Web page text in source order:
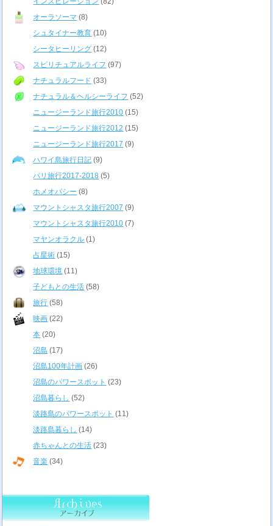
オーラソーマ (8)
シュタイナー教育 (10)
シータヒーリング (12)
スピリチュアルライフ (97)
ナチュラルフード (33)
ナチュラル＆ヘルシーライフ (52)
ニュージーランド旅行2010 (15)
ニュージーランド旅行2012 (15)
ニュージーランド旅行2017 (9)
ハワイ島旅行日記 (9)
パリ旅行2017-2018 (5)
ホメオパシー (8)
マウントシャスタ旅行2007 (9)
マウントシャスタ旅行2010 (7)
マヤンオラクル (1)
占星術 (15)
地球環境 (11)
子どもとの生活 (58)
旅行 (58)
映画 (22)
本 (20)
沼島 (17)
沼島100年計画 (26)
沼島のパワースポット (23)
沼島暮らし (52)
淡路島のパワースポット (11)
淡路島暮らし (14)
赤ちゃんとの生活 (23)
音楽 (34)